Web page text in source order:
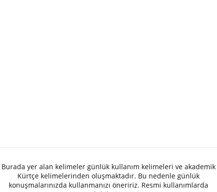
Burada yer alan kelimeler günlük kullanım kelimeleri ve akademik
Kürtçe kelimelerinden oluşmaktadır. Bu nedenle günlük
konuşmalarınızda kullanmanızı öneririz. Resmi kullanımlarda